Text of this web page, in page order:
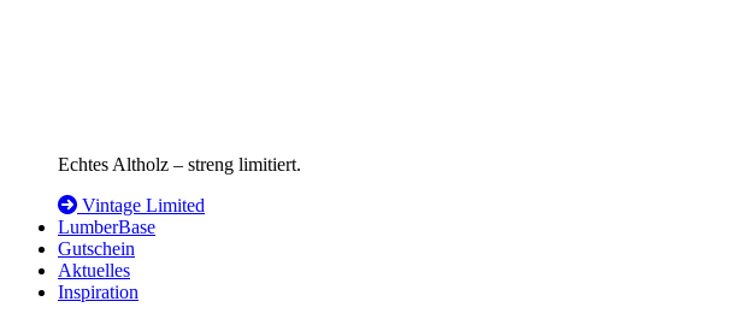
Echtes Altholz – streng limitiert.
Vintage Limited
LumberBase
Gutschein
Aktuelles
Inspiration